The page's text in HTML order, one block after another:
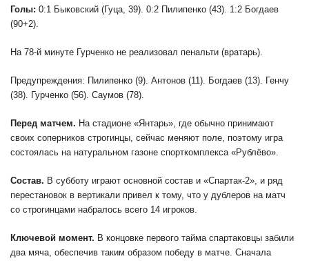
Голы: 0:1 Быковский (Гуца, 39). 0:2 Пилипенко (43). 1:2 Богдаев
(90+2).
На 78-й минуте Гурченко не реализовал пенальти (вратарь).
Предупреждения: Пилипенко (9). Антонов (11). Богдаев (13). Генчу
(38). Гурченко (56). Саумов (78).
Перед матчем. На стадионе «Янтарь», где обычно принимают
своих соперников строгинцы, сейчас меняют поле, поэтому игра
состоялась на натуральном газоне спорткомплекса «Рублёво».
Состав. В субботу играют основной состав и «Спартак-2», и ряд
перестановок в вертикали привел к тому, что у дублеров на матч
со строгинцами набралось всего 14 игроков.
Ключевой момент. В концовке первого тайма спартаковцы забили
два мяча, обеспечив таким образом победу в матче. Сначала